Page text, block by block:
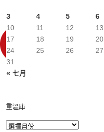
« 七月
3
4 5 6
10
11 12 13
17
18 19 20
24
25 26 27
31
重溫庫